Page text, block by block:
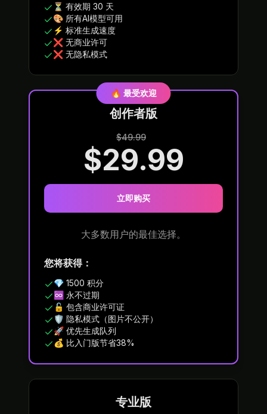
⏳ 有效期 30 天
🎨 所有AI模型可用
⚡ 标准生成速度
❌ 无商业许可
❌ 无隐私模式
🔥 最受欢迎
创作者版
$49.99
$29.99
立即购买
大多数用户的最佳选择。
您将获得：
💎 1500 积分
♾️ 永不过期
🔓 包含商业许可证
🛡️ 隐私模式（图片不公开）
🚀 优先生成队列
💰 比入门版节省38%
专业版